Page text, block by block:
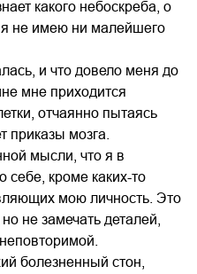
какого небоскреба, о
я не имею ни малейшего
и что довело меня до
мне приходится
отчаянно пытаясь
приказы мозга.
мысли, что я в
себе, кроме каких-то
мою личность. Это
не замечать деталей,
болезненный стон,